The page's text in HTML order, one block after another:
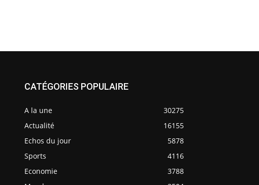
CATÉGORIES POPULAIRE
A la une
30275
Actualité
16155
Echos du jour
5878
Sports
4116
Economie
3788